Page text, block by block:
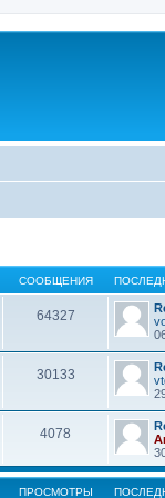
СООБЩЕНИЯ
64327
30133
4078
ПРОСМОТРЫ